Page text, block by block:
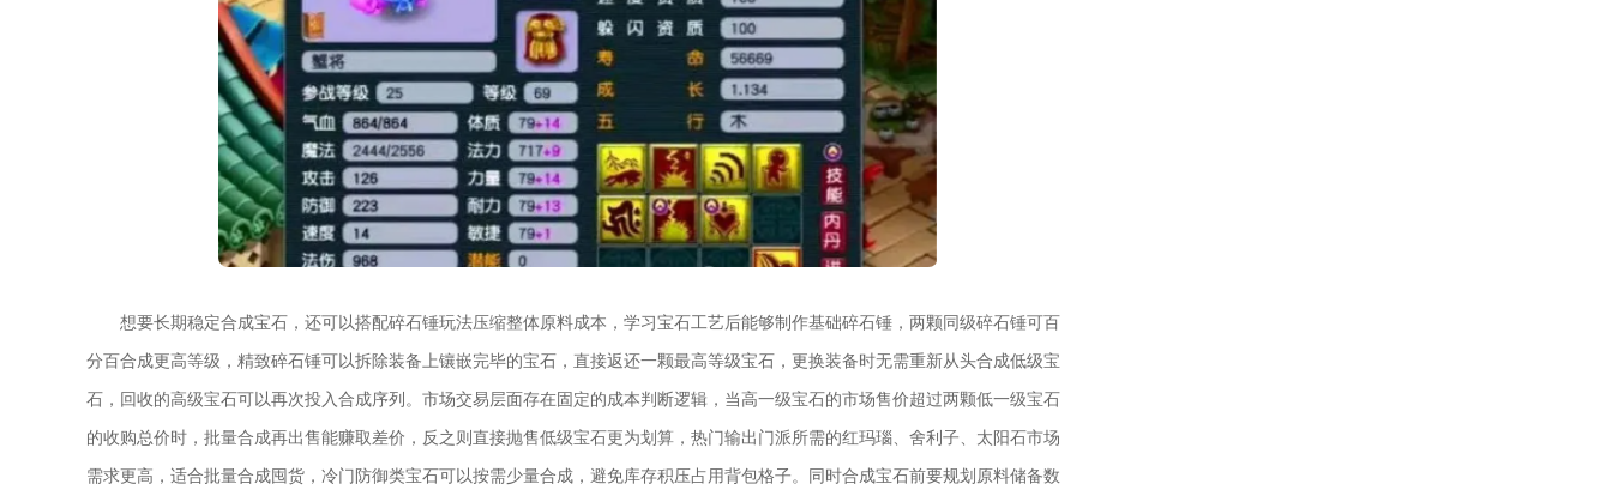
想要长期稳定合成宝石，还可以搭配碎石锤玩法压缩整体原料成本，学习宝石工艺后能够制作基础碎石锤，两颗同级碎石锤可百
分百合成更高等级，精致碎石锤可以拆除装备上镶嵌完毕的宝石，直接返还一颗最高等级宝石，更换装备时无需重新从头合成低级宝
石，回收的高级宝石可以再次投入合成序列。市场交易层面存在固定的成本判断逻辑，当高一级宝石的市场售价超过两颗低一级宝石
的收购总价时，批量合成再出售能赚取差价，反之则直接抛售低级宝石更为划算，热门输出门派所需的红玛瑙、舍利子、太阳石市场
需求更高，适合批量合成囤货，冷门防御类宝石可以按需少量合成，避免库存积压占用背包格子。同时合成宝石前要规划原料储备数